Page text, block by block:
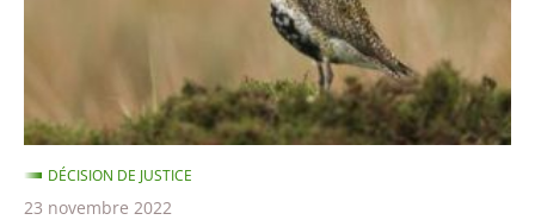
2022
sont
illégales
DÉCISION DE JUSTICE
23 novembre 2022